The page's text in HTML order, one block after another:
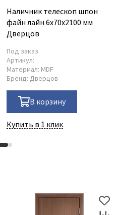
Наличник телескоп шпон
файн лайн 6х70х2100 мм
Дверцов
Под заказ
Артикул:
Материал: MDF
Бренд: Дверцов
В корзину
Купить в 1 клик